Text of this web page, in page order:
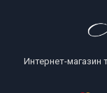
Интернет-магазин